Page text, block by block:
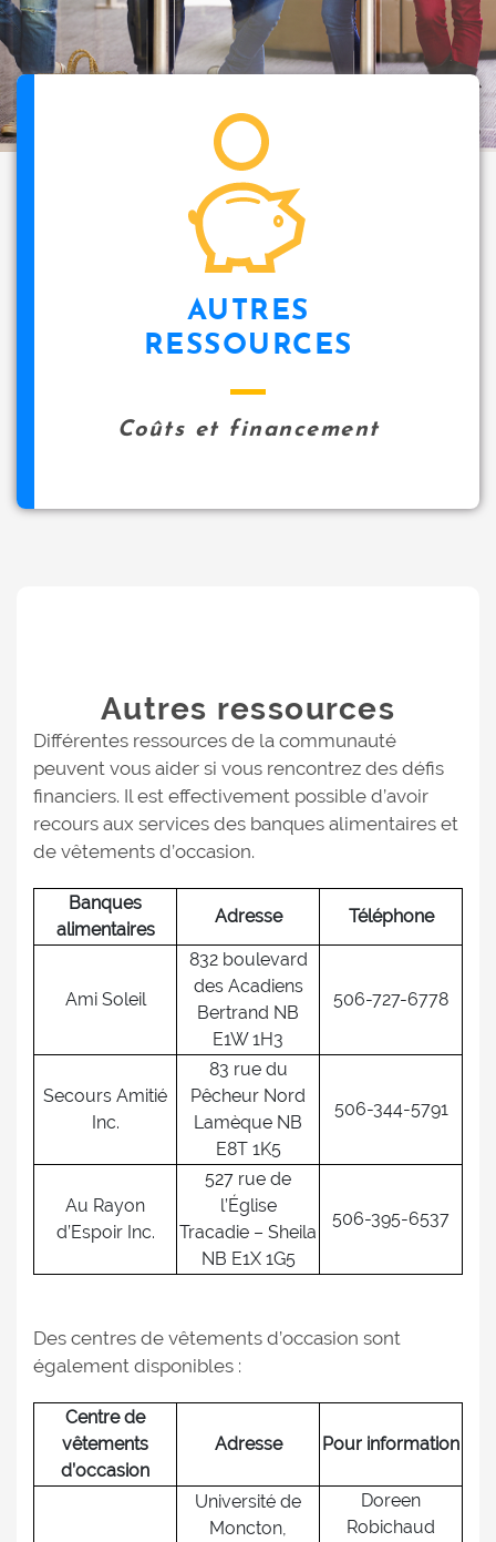
i
p
a
l
AUTRES
RESSOURCES
Coûts et financement
Autres ressources
Différentes ressources de la communauté
peuvent vous aider si vous rencontrez des défis
financiers. Il est effectivement possible d’avoir
recours aux services des banques alimentaires et
de vêtements d’occasion.
Banques
alimentaires
Adresse Téléphone
Ami Soleil
832 boulevard
des Acadiens
Bertrand NB
E1W 1H3
506-727-6778
Secours Amitié
Inc.
83 rue du
Pêcheur Nord
Lamèque NB
E8T 1K5
506-344-5791
Au Rayon
d’Espoir Inc.
527 rue de
l’Église
Tracadie – Sheila
NB E1X 1G5
506-395-6537
Des centres de vêtements d’occasion sont
également disponibles :
Centre de
vêtements
d’occasion
Adresse Pour information
Université de
Moncton,
Doreen
Robichaud